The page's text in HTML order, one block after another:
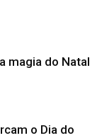
magia do Natal
o Dia do